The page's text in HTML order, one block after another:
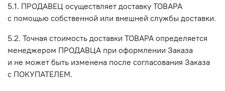
5.1. ПРОДАВЕЦ осуществляет доставку ТОВАРА
с помощью собственной или внешней службы доставки.
5.2. Точная стоимость доставки ТОВАРА определяется
менеджером ПРОДАВЦА при оформлении Заказа
и не может быть изменена после согласования Заказа
с ПОКУПАТЕЛЕМ.